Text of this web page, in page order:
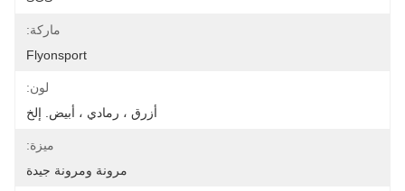
ماركة:
Flyonsport
لون:
أزرق ، رمادي ، أبيض. إلخ
ميزة:
مرونة ومرونة جيدة